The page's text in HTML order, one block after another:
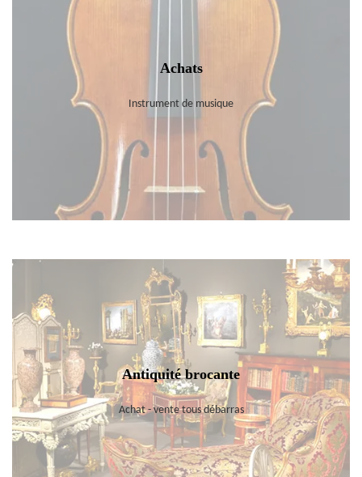
Achats
Instrument de musique
Antiquité brocante
Achat - vente tous débarras